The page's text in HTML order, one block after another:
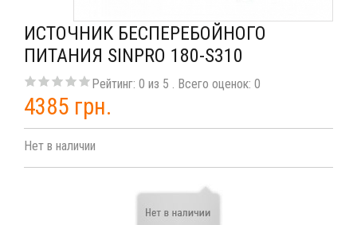
ИСТОЧНИК БЕСПЕРЕБОЙНОГО
ПИТАНИЯ SINPRO 180-S310
Рейтинг: 0 из 5 . Всего оценок: 0
4385 грн.
Нет в наличии